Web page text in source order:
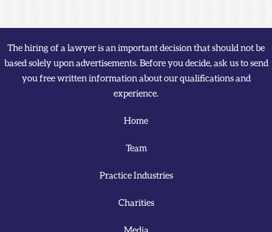
The hiring of a lawyer is an important decision that should not be
based solely upon advertisements. Before you decide, ask us to send
you free written information about our qualifications and
experience.
Home
Team
Practice Industries
Charities
Media